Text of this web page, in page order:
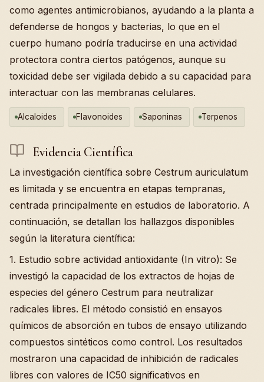
como agentes antimicrobianos, ayudando a la planta a
defenderse de hongos y bacterias, lo que en el
cuerpo humano podría traducirse en una actividad
protectora contra ciertos patógenos, aunque su
toxicidad debe ser vigilada debido a su capacidad para
interactuar con las membranas celulares.
Alcaloides Flavonoides Saponinas Terpenos
Evidencia Científica
La investigación científica sobre Cestrum auriculatum
es limitada y se encuentra en etapas tempranas,
centrada principalmente en estudios de laboratorio. A
continuación, se detallan los hallazgos disponibles
según la literatura científica:
1. Estudio sobre actividad antioxidante (In vitro): Se
investigó la capacidad de los extractos de hojas de
especies del género Cestrum para neutralizar
radicales libres. El método consistió en ensayos
químicos de absorción en tubos de ensayo utilizando
compuestos sintéticos como control. Los resultados
mostraron una capacidad de inhibición de radicales
libres con valores de IC50 significativos en